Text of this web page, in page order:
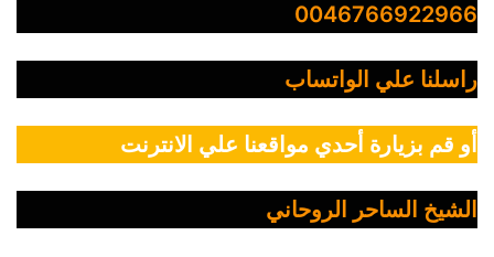
0046766922966
راسلنا علي الواتساب
أو قم بزيارة أحدي مواقعنا علي الانترنت
الشيخ الساحر الروحاني